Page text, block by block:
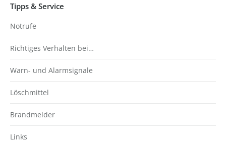
Tipps & Service
Notrufe
Richtiges Verhalten bei…
Warn- und Alarmsignale
Löschmittel
Brandmelder
Links